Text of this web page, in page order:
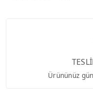
Ürününüz